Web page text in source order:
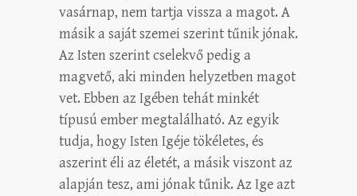
vasárnap, nem tartja vissza a magot. A
másik a saját szemei szerint tűnik jónak.
Az Isten szerint cselekvő pedig a
magvető, aki minden helyzetben magot
vet. Ebben az Igében tehát minkét
típusú ember megtalálható. Az egyik
tudja, hogy Isten Igéje tökéletes, és
aszerint éli az életét, a másik viszont az
alapján tesz, ami jónak tűnik. Az Ige azt